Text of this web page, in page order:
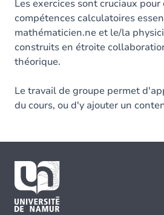
Les exercices sont cruciaux
compétences calculatoires
mathématicien.ne et le/la
construits en étroite
théorique.
Le travail de groupe permet
du cours, ou d'y ajouter un